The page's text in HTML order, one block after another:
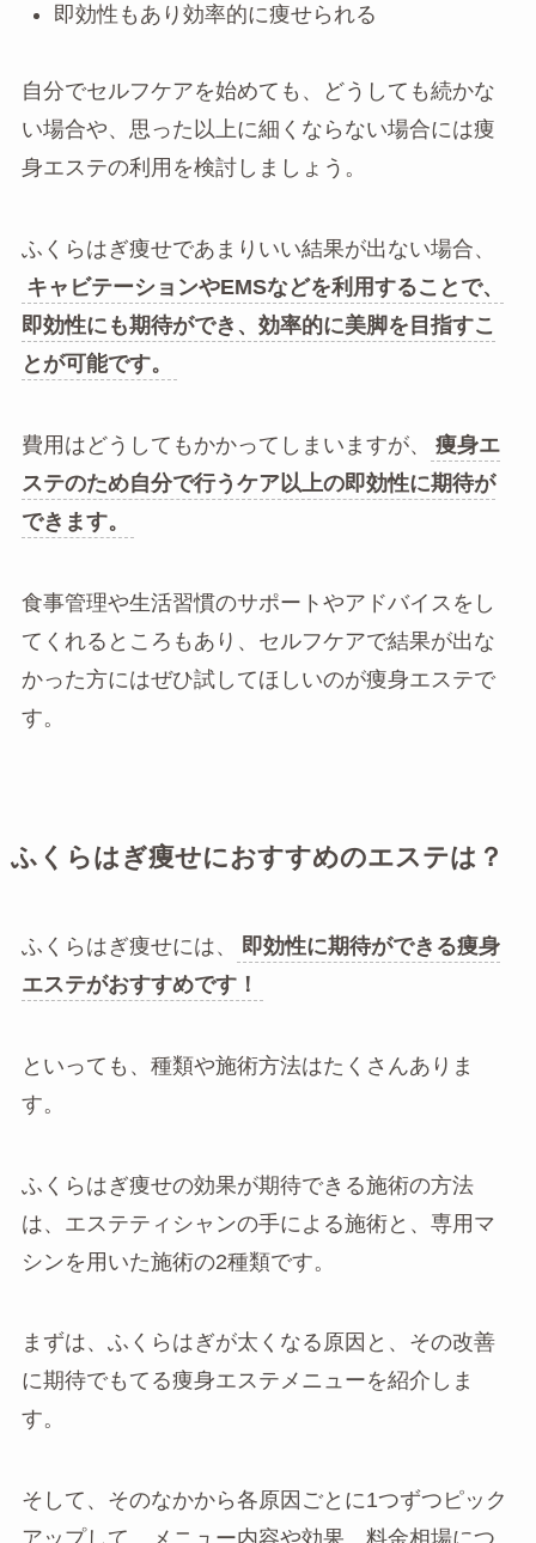
即効性もあり効率的に痩せられる
自分でセルフケアを始めても、どうしても続かな
い場合や、思った以上に細くならない場合には痩
身エステの利用を検討しましょう。
ふくらはぎ痩せであまりいい結果が出ない場合、
キャビテーションやEMSなどを利用することで、
即効性にも期待ができ、効率的に美脚を目指すこ
とが可能です。
費用はどうしてもかかってしまいますが、
痩身エ
ステのため自分で行うケア以上の即効性に期待が
できます。
食事管理や生活習慣のサポートやアドバイスをし
てくれるところもあり、セルフケアで結果が出な
かった方にはぜひ試してほしいのが痩身エステで
す。
ふくらはぎ痩せにおすすめのエステは？
ふくらはぎ痩せには、
即効性に期待ができる痩身
エステがおすすめです！
といっても、種類や施術方法はたくさんありま
す。
ふくらはぎ痩せの効果が期待できる施術の方法
は、エステティシャンの手による施術と、専用マ
シンを用いた施術の2種類です。
まずは、ふくらはぎが太くなる原因と、その改善
に期待でもてる痩身エステメニューを紹介しま
す。
そして、そのなかから各原因ごとに1つずつピック